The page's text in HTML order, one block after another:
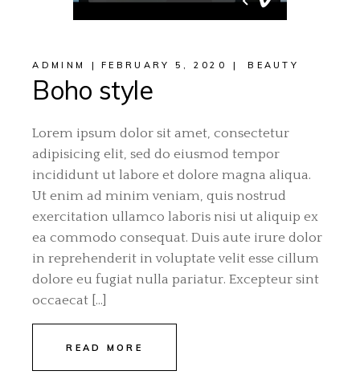
ADMINM FEBRUARY 5, 2020 BEAUTY
Boho style
Lorem ipsum dolor sit amet, consectetur
adipisicing elit, sed do eiusmod tempor
incididunt ut labore et dolore magna aliqua.
Ut enim ad minim veniam, quis nostrud
exercitation ullamco laboris nisi ut aliquip ex
ea commodo consequat. Duis aute irure dolor
in reprehenderit in voluptate velit esse cillum
dolore eu fugiat nulla pariatur. Excepteur sint
occaecat […]
READ MORE